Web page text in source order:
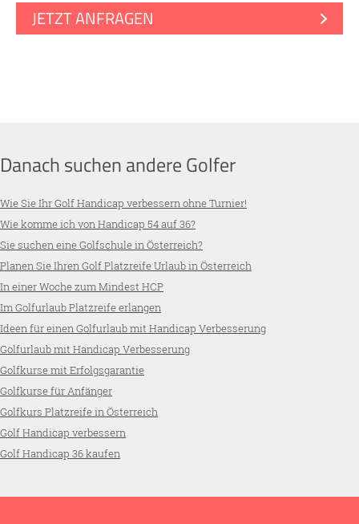
JETZT ANFRAGEN
Danach suchen andere Golfer
Wie Sie Ihr Golf Handicap verbessern ohne Turnier!
Wie komme ich von Handicap 54 auf 36?
Sie suchen eine Golfschule in Österreich?
Planen Sie Ihren Golf Platzreife Urlaub in Österreich
In einer Woche zum Mindest HCP
Im Golfurlaub Platzreife erlangen
Ideen für einen Golfurlaub mit Handicap Verbesserung
Golfurlaub mit Handicap Verbesserung
Golfkurse mit Erfolgsgarantie
Golfkurse für Anfänger
Golfkurs Platzreife in Österreich
Golf Handicap verbessern
Golf Handicap 36 kaufen